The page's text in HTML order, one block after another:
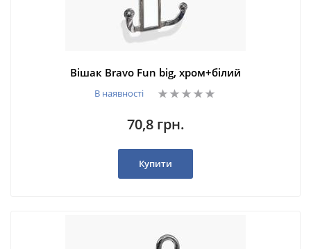
Вішак Bravo Fun big, хром+білий
В наявності
70,8 грн.
Купити